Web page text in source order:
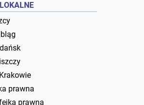
prawna
prawna